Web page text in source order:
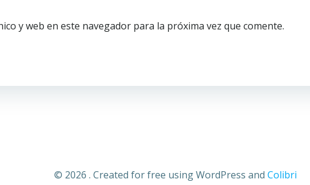
y web en este navegador para la próxima vez que comente.
© 2026 . Created for free using WordPress and Colibri